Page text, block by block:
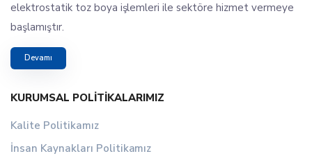
elektrostatik toz boya işlemleri ile sektöre hizmet vermeye
başlamıştır.
Devamı
KURUMSAL POLITIKALARIMIZ
Kalite Politikamız
İnsan Kaynakları Politikamız